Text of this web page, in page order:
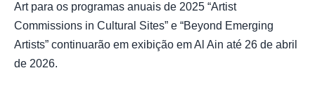
Art para os programas anuais de 2025 “Artist
Commissions in Cultural Sites” e “Beyond Emerging
Artists” continuarão em exibição em Al Ain até 26 de abril
de 2026.